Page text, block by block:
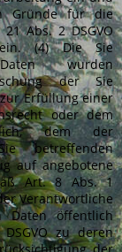
Gründe für die
Abs. 2 DSGVO
ein. (4) Die Sie
wurden
der Sie
Erfüllung einer
oder dem
dem der
betreffenden
auf angebotene
Art. 8 Abs. 1
Verantwortliche
Daten öffentlich
zu deren